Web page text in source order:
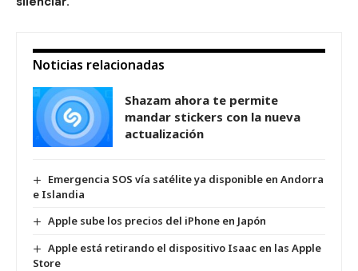
Noticias relacionadas
Shazam ahora te permite
mandar stickers con la nueva
actualización
Emergencia SOS vía satélite ya disponible en Andorra
e Islandia
Apple sube los precios del iPhone en Japón
Apple está retirando el dispositivo Isaac en las Apple
Store